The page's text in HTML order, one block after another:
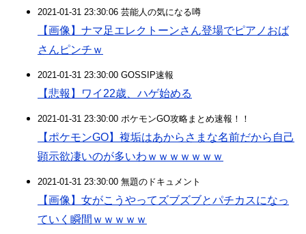
2021-01-31 23:30:06 芸能人の気になる噂
【画像】ナマ足エレクトーンさん登場でピアノおば
さんピンチｗ
2021-01-31 23:30:00 GOSSIP速報
【悲報】ワイ22歳、ハゲ始める
2021-01-31 23:30:00 ポケモンGO攻略まとめ速報！！
【ポケモンGO】複垢はあからさまな名前だから自己
顕示欲凄いのが多いわｗｗｗｗｗｗｗ
2021-01-31 23:30:00 無題のドキュメント
【画像】女がこうやってズブズブとパチカスになっ
ていく瞬間ｗｗｗｗｗ